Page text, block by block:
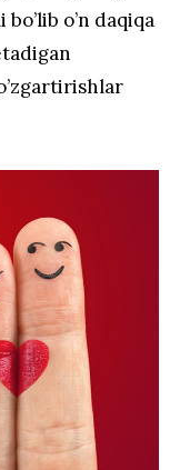
o’n daqiqa